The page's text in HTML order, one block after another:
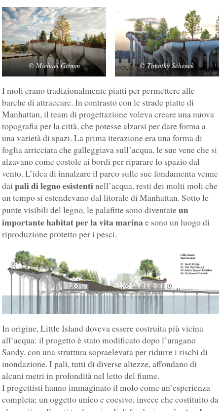
© Michael Grimm © Timothy Schenck
I moli erano tradizionalmente piatti per permettere alle
barche di attraccare. In contrasto con le strade piatte di
Manhattan, il team di progettazione voleva creare una nuova
topografia per la città, che potesse alzarsi per dare forma a
una varietà di spazi. La prima iterazione era una forma di
foglia arricciata che galleggiava sull’acqua, le sue vene che si
alzavano come costole ai bordi per riparare lo spazio dal
vento. L’idea di innalzare il parco sulle sue fondamenta venne
daipali di legno esistentinell’acqua, resti dei molti moli che
un tempo si estendevano dal litorale di Manhattan. Sotto le
punte visibili del legno, le palafitte sono diventateun
importante habitat per la vita marina e sono un luogo di
riproduzione protetto per i pesci.
In origine, Little Island doveva essere costruita più vicina
all’acqua: il progetto è stato modificato dopo l’uragano
Sandy, con una struttura sopraelevata per ridurre i rischi di
inondazione. I pali, tutti di diverse altezze, affondano di
alcuni metri in profondità nel letto del fiume.
I progettisti hanno immaginato il molo come un’esperienza
completa; un oggetto unico e coesivo, invece che costituito da